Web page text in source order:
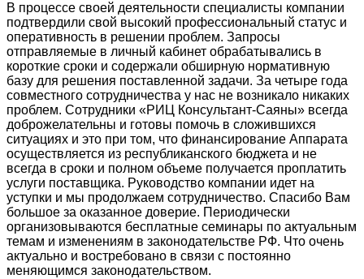
В процессе своей деятельности специалисты компании
подтвердили свой высокий профессиональный статус и
оперативность в решении проблем. Запросы
отправляемые в личный кабинет обрабатывались в
короткие сроки и содержали обширную нормативную
базу для решения поставленной задачи. За четыре года
совместного сотрудничества у нас не возникало никаких
проблем. Сотрудники «РИЦ Консультант-Саяны» всегда
доброжелательны и готовы помочь в сложившихся
ситуациях и это при том, что финансирование Аппарата
осуществляется из республиканского бюджета и не
всегда в сроки и полном объеме получается проплатить
услуги поставщика. Руководство компании идет на
уступки и мы продолжаем сотрудничество. Спасибо Вам
большое за оказанное доверие. Периодически
организовываются бесплатные семинары по актуальным
темам и изменениям в законодательстве РФ. Что очень
актуально и востребовано в связи с постоянно
меняющимся законодательством.